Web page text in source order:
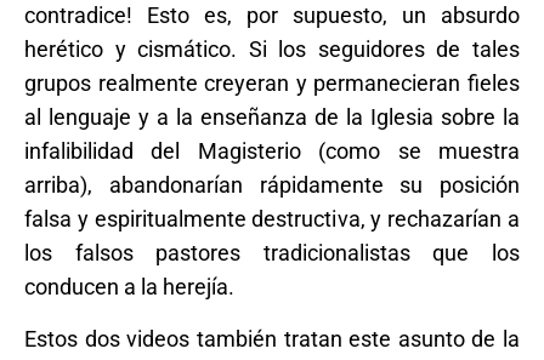
contradice! Esto es, por supuesto, un absurdo
herético y cismático. Si los seguidores de tales
grupos realmente creyeran y permanecieran fieles
al lenguaje y a la enseñanza de la Iglesia sobre la
infalibilidad del Magisterio (como se muestra
arriba), abandonarían rápidamente su posición
falsa y espiritualmente destructiva, y rechazarían a
los falsos pastores tradicionalistas que los
conducen a la herejía.
Estos dos videos también tratan este asunto de la